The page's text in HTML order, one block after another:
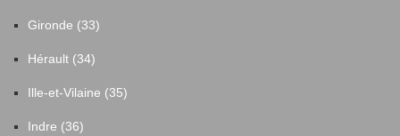
Gironde (33)
Hérault (34)
Ille-et-Vilaine (35)
Indre (36)